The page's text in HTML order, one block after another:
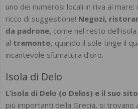
uno dei numerosi locali in riva al
ricco di suggestione! Negozi,
da padrone, come nel resto
al tramonto, quando il sole tinge il
incantevole sfumatura d’oro.
Isola di Delo
L’isola di Delo (o Delos) e il suo
più importanti della Grecia, si